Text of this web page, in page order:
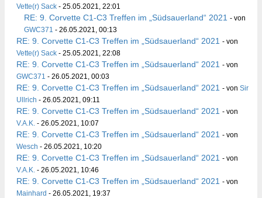
Vette(r) Sack - 25.05.2021, 22:01
RE: 9. Corvette C1-C3 Treffen im „Südsauerland“ 2021 - von
GWC371 - 26.05.2021, 00:13
RE: 9. Corvette C1-C3 Treffen im „Südsauerland“ 2021 - von
Vette(r) Sack - 25.05.2021, 22:08
RE: 9. Corvette C1-C3 Treffen im „Südsauerland“ 2021 - von
GWC371 - 26.05.2021, 00:03
RE: 9. Corvette C1-C3 Treffen im „Südsauerland“ 2021 - von Sir
Ullrich - 26.05.2021, 09:11
RE: 9. Corvette C1-C3 Treffen im „Südsauerland“ 2021 - von
V.A.K. - 26.05.2021, 10:07
RE: 9. Corvette C1-C3 Treffen im „Südsauerland“ 2021 - von
Wesch - 26.05.2021, 10:20
RE: 9. Corvette C1-C3 Treffen im „Südsauerland“ 2021 - von
V.A.K. - 26.05.2021, 10:46
RE: 9. Corvette C1-C3 Treffen im „Südsauerland“ 2021 - von
Mainhard - 26.05.2021, 19:37